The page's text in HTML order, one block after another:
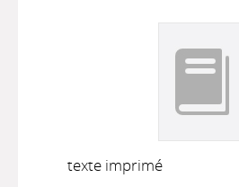
texte imprimé